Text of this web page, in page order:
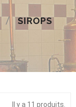
SIROPS
Il y a 11 produits.